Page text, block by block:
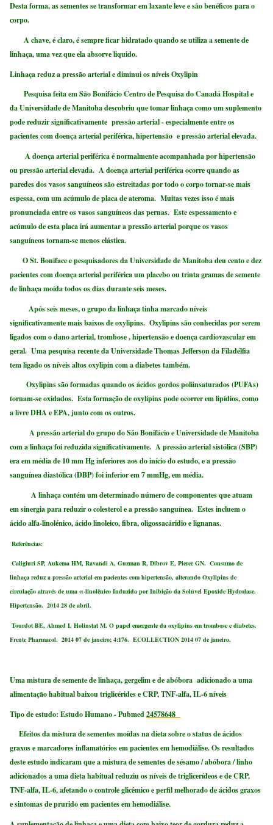
Desta forma, as sementes se transformar em laxante leve e são benéficos para o
corpo.
A chave, é claro, é sempre ficar hidratado quando se utiliza a semente de
linhaça, uma vez que ela absorve liquido.
Linhaça reduz a pressão arterial e diminui os níveis Oxylipin
Pesquisa feita em São Bonifácio Centro de Pesquisa do Canadá Hospital e
da Universidade de Manitoba descobriu que tomar linhaça como um suplemento
pode reduzir significativamente pressão arterial - especialmente entre os
pacientes com doença arterial periférica, hipertensão e pressão arterial elevada.
A doença arterial periférica é normalmente acompanhada por hipertensão
ou pressão arterial elevada. A doença arterial periférica ocorre quando as
paredes dos vasos sanguíneos são estreitadas por todo o corpo tornar-se mais
espessa, com um acúmulo de placa de ateroma. Muitas vezes isso é mais
pronunciada entre os vasos sanguíneos das pernas. Este espessamento e
acúmulo de esta placa irá aumentar a pressão arterial porque os vasos
sanguíneos tornam-se menos elástica.
O St. Boniface e pesquisadores da Universidade de Manitoba deu cento e dez
pacientes com doença arterial periférica um placebo ou trinta gramas de semente
de linhaça moída todos os dias durante seis meses.
Após seis meses, o grupo da linhaça tinha marcado níveis
significativamente mais baixos de oxylipins. Oxylipins são conhecidas por serem
ligados com o dano arterial, trombose , hipertensão e doença cardiovascular em
geral. Uma pesquisa recente da Universidade Thomas Jefferson da Filadélfia
tem ligado os níveis altos oxylipin com a diabetes também.
Oxylipins são formadas quando os ácidos gordos poliinsaturados (PUFAs)
tornam-se oxidados. Esta formação de oxylipins pode ocorrer em lipídios, como
a livre DHA e EPA, junto com os outros.
A pressão arterial do grupo do São Bonifácio e Universidade de Manitoba
com a linhaça foi reduzida significativamente. A pressão arterial sistólica (SBP)
era em média de 10 mm Hg inferiores aos do início do estudo, e a pressão
sanguínea diastólica (DBP) foi inferior em 7 mmHg, em média.
A linhaça contém um determinado número de componentes que atuam
em sinergia para reduzir o colesterol e a pressão sanguínea. Estes incluem o
ácido alfa-linolénico, ácido linoleico, fibra, oligossacáridio e lignanas.
Referências:
Caligiuri SP, Aukema HM, Ravandi A, Guzman R, Dibrov E, Pierce GN. Consumo de
linhaça reduz a pressão arterial em pacientes com hipertensão, alterando Oxylipins de
circulação através de uma α-linolênico Induzida por Inibição da Solúvel Epoxide Hydrolase.
Hipertensão. 2014 28 de abril.
Tourdot BE, Ahmed I, Holinstat M. O papel emergente da oxylipins em trombose e diabetes.
Frente Pharmacol. 2014 07 de janeiro; 4:176. ECOLLECTION 2014 07 de janeiro.
Uma mistura desemente de linhaça,gergelim e de abóbora adicionado a uma
alimentação habitual baixou triglicérides e CRP, TNF-alfa, IL-6 níveis
Tipo de estudo: Estudo Humano- Pubmed24578648
Efeitos da mistura de sementes moídas na dieta sobre o status de ácidos
graxos e marcadores inflamatórios em pacientes em hemodiálise.Os resultados
deste estudo indicaram que a mistura de sementes de sésamo / abóbora / linho
adicionados a uma dieta habitual reduziu os níveis de triglicerídeos e de CRP,
TNF-alfa, IL-6, afetando o controle glicêmico e perfil melhorado de ácidos graxos
e sintomas de prurido em pacientes em hemodiálise.